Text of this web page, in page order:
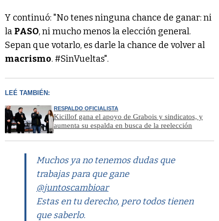
Y continuó: "No tenes ninguna chance de ganar: ni
la PASO, ni mucho menos la elección general.
Sepan que votarlo, es darle la chance de volver al
macrismo. #SinVueltas".
LEÉ TAMBIÉN:
RESPALDO OFICIALISTA
Kicillof gana el apoyo de Grabois y sindicatos, y
aumenta su espalda en busca de la reelección
Muchos ya no tenemos dudas que
trabajas para que gane
@juntoscambioar
Estas en tu derecho, pero todos tienen
que saberlo.